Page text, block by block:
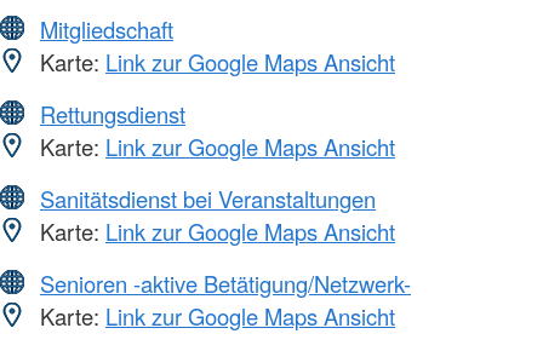
Mitgliedschaft
Karte: Link zur Google Maps Ansicht
Rettungsdienst
Karte: Link zur Google Maps Ansicht
Sanitätsdienst bei Veranstaltungen
Karte: Link zur Google Maps Ansicht
Senioren -aktive Betätigung/Netzwerk-
Karte: Link zur Google Maps Ansicht